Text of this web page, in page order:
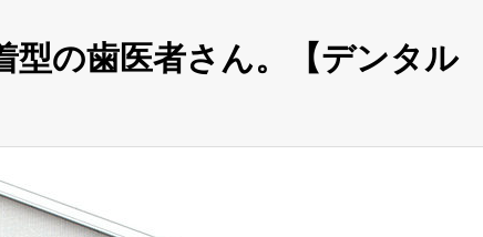
型の歯医者さん。【デンタル